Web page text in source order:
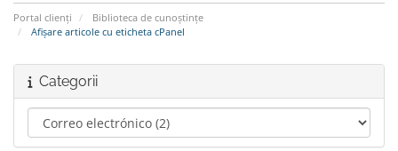
Portal clienți
Biblioteca de cunoștințe
Afișare articole cu eticheta cPanel
Categorii